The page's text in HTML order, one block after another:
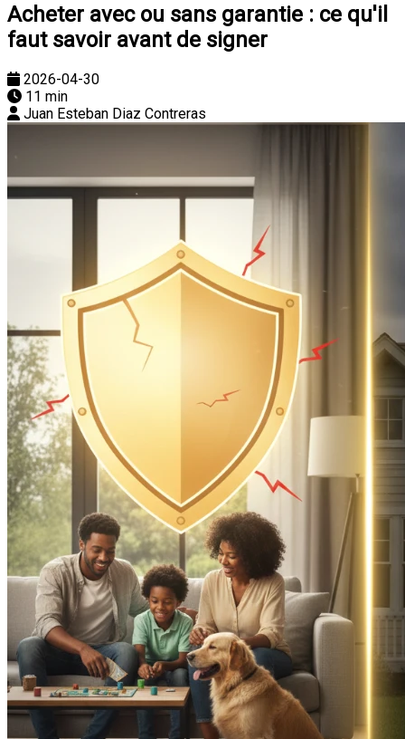
Acheter avec ou sans garantie : ce qu'il
faut savoir avant de signer
2026-04-30
11 min
Juan Esteban Diaz Contreras